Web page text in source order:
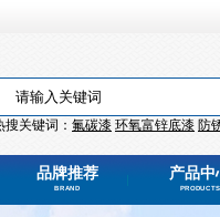
搜关键词： 氟碳漆 环氧富锌底漆 防
品牌推荐
BRAND
产品中
PRODUCTS